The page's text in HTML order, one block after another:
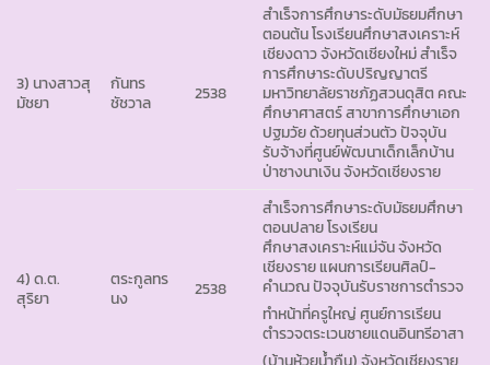
3) นางสาวสุ
มัชยา
กันทร
ชัชวาล
2538
สำเร็จการศึกษาระดับมัธยมศึกษา
ตอนต้น โรงเรียนศึกษาสงเคราะห์
เชียงดาว จังหวัดเชียงใหม่ สำเร็จ
การศึกษาระดับปริญญาตรี
มหาวิทยาลัยราชภัฏสวนดุสิต คณะ
ศึกษาศาสตร์ สาขาการศึกษาเอก
ปฐมวัย ด้วยทุนส่วนตัว ปัจจุบัน
รับจ้างที่ศูนย์พัฒนาเด็กเล็กบ้าน
ป่าซางนาเงิน จังหวัดเชียงราย
4) ด.ต.
สุริยา
ตระกูลทร
นง
2538
สำเร็จการศึกษาระดับมัธยมศึกษา
ตอนปลาย โรงเรียน
ศึกษาสงเคราะห์แม่จัน จังหวัด
เชียงราย แผนการเรียนศิลป์-
คำนวณ ปัจจุบันรับราชการตำรวจ
ทำหน้าที่ครูใหญ่ ศูนย์การเรียน
ตำรวจตระเวนชายแดนอินทรีอาสา